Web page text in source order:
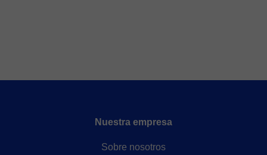
Nuestra empresa
Sobre nosotros